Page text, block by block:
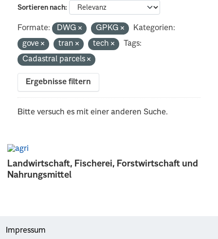
Landwirtschaft, Fischerei, Forstwirtschaft und
Nahrungsmittel
Sortieren nach
Formate: DWG GPKG
Kategorien:
gove
tran tech
Tags:
Cadastral parcels
Ergebnisse filtern
Bitte versuch es mit einer anderen Suche.
Impressum